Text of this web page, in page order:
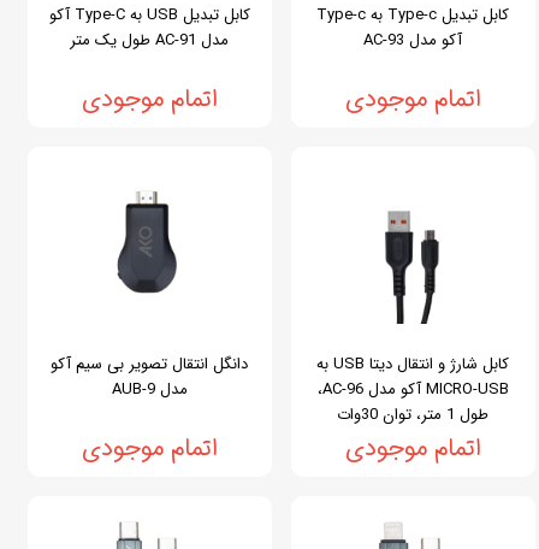
کابل تبدیل Type-c به Type-c
آکو مدل AC-93
اتمام موجودی
کابل تبدیل USB به Type-C آکو
مدل AC-91 طول یک متر
اتمام موجودی
کابل شارژ و انتقال دیتا USB به
MICRO-USB آکو مدل AC-96،
طول 1 متر، توان 30وات
اتمام موجودی
دانگل انتقال تصویر بی سیم آکو
مدل AUB-9
اتمام موجودی